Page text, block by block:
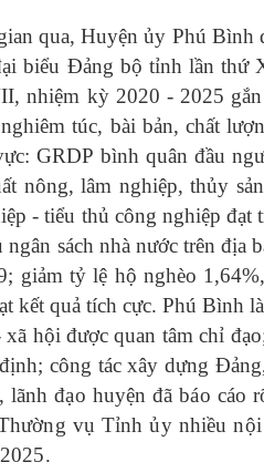
qua, Huyện ủy Phú Bình
biểu Đảng bộ tỉnh lần thứ
nhiệm kỳ 2020 - 2025
túc, bài bản, chất
GRDP bình quân đầu
nông, lâm nghiệp, thủy
- tiểu thủ công nghiệp đạt
ngân sách nhà nước trên địa
giảm tỷ lệ hộ nghèo
kết quả tích cực. Phú Bình
xã hội được quan tâm chỉ
công tác xây dựng
đạo huyện đã báo cáo
vụ Tỉnh ủy nhiều